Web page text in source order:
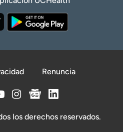
Renuncia
los derechos reservados.